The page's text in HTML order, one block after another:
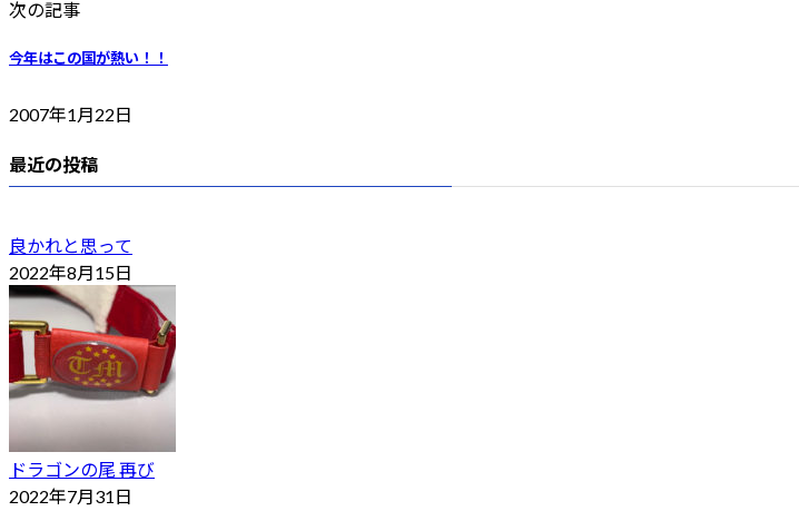
次の記事
今年はこの国が熱い！！
2007年1月22日
最近の投稿
良かれと思って
2022年8月15日
ドラゴンの尾 再び
2022年7月31日